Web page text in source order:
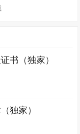
书（独家）
独家）